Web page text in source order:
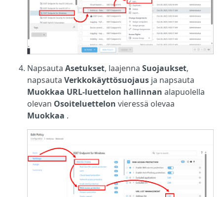
Napsauta Asetukset, laajenna Suojaukset,
napsauta Verkkokäyttösuojaus ja napsauta
Muokkaa URL-luettelon hallinnan alapuolella
olevan Osoiteluettelon vieressä olevaa
Muokkaa .